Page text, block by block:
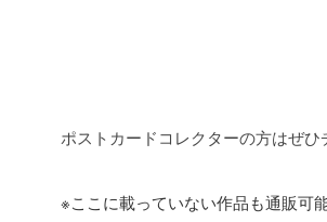
ポストカードコレクターの方はぜひ
※ここに載っていない作品も通販可